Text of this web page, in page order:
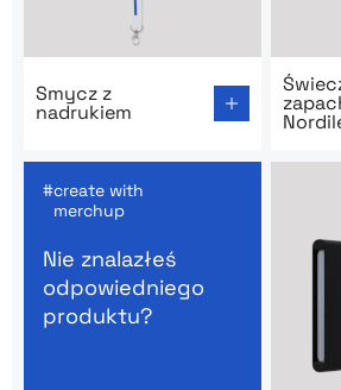
Go to product page: Smycz z
Smycz z
nadrukiem
Go to
create with
merchup
Nie znalazłeś
odpowiedniego
produktu?